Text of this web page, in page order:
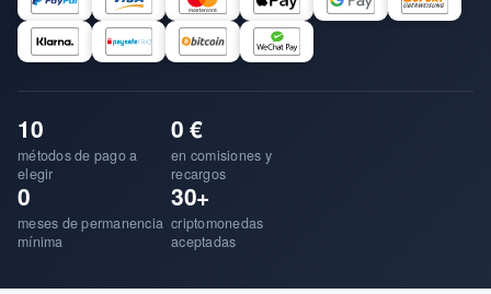
10
métodos de pago a
elegir
0 €
en comisiones y
recargos
0
meses de permanencia
mínima
30+
criptomonedas
aceptadas